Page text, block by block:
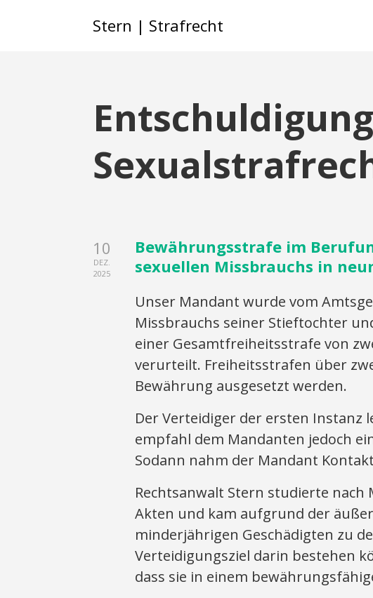
Stern | Strafrecht
10
DEZ.
2025
Bewährungsstrafe im
sexuellen Missbrauchs in
Unser Mandant wurde vom
Missbrauchs seiner Stieftochter
einer Gesamtfreiheitsstrafe von
verurteilt. Freiheitsstrafen über
Bewährung ausgesetzt werden.
Der Verteidiger der ersten Instanz
empfahl dem Mandanten jedoch
Sodann nahm der Mandant
Rechtsanwalt Stern studierte
Akten und kam aufgrund der
minderjährigen Geschädigten zu
Verteidigungsziel darin bestehen
dass sie in einem